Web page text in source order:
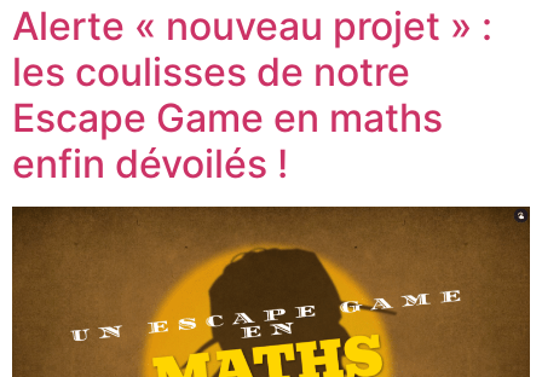
Alerte « nouveau projet » :
les coulisses de notre
Escape Game en maths
enfin dévoilés !